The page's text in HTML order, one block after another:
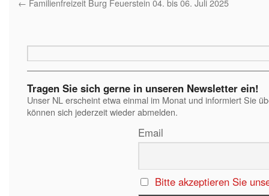
← Familienfreizeit Burg Feuerstein 04. bis 06. Juli 2025
Tragen Sie sich gerne in unseren Newsletter ein!
Unser NL erscheint etwa einmal im Monat und informiert Sie
können sich jederzeit wieder abmelden.
Email
Bitte akzeptieren Sie